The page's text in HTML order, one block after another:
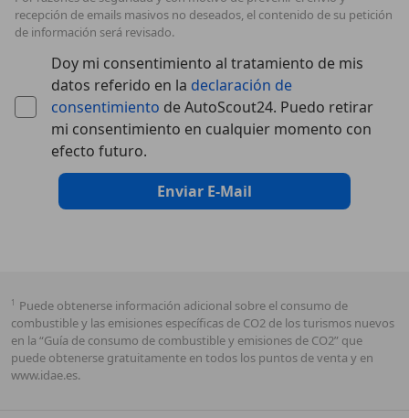
recepción de emails masivos no deseados, el contenido de su petición
de información será revisado.
Doy mi consentimiento al tratamiento de mis
datos referido en la declaración de
consentimiento de AutoScout24. Puedo retirar
mi consentimiento en cualquier momento con
efecto futuro.
Enviar E-Mail
1
Puede obtenerse información adicional sobre el consumo de
combustible y las emisiones específicas de CO2 de los turismos nuevos
en la “Guía de consumo de combustible y emisiones de CO2” que
puede obtenerse gratuitamente en todos los puntos de venta y en
www.idae.es.